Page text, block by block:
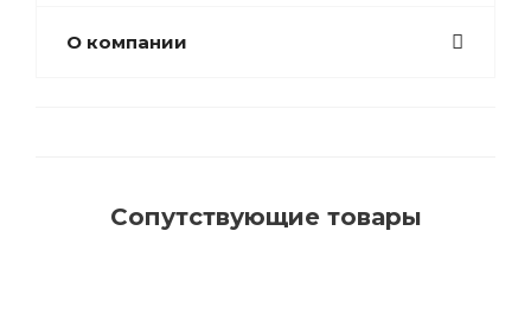
О компании
Сопутствующие товары